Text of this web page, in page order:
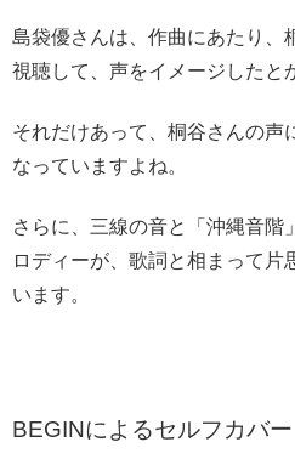
島袋優さんは、作曲にあたり、
視聴して、声をイメージしたと
それだけあって、桐谷さんの声
なっていますよね。
さらに、三線の音と「沖縄音階
ロディーが、歌詞と相まって片
います。
BEGINによるセルフカバー